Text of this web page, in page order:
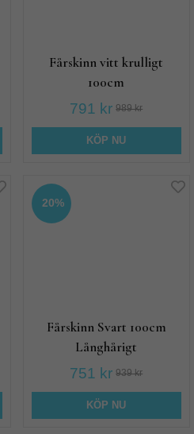
Fårskinn vitt krulligt
100cm
791 kr 989 kr
KÖP NU
20%
Fårskinn Svart 100cm
Långhårigt
751 kr 939 kr
KÖP NU